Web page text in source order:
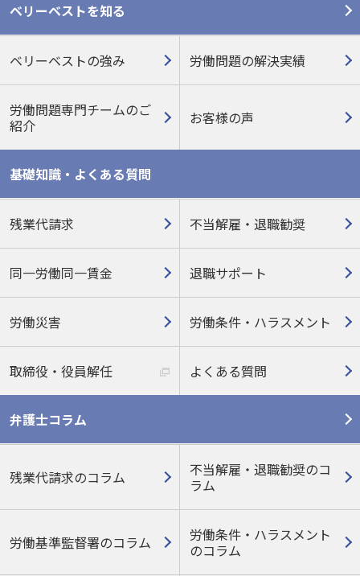
ベリーベストを知る
ベリーベストの強み 労働問題の解決実績
労働問題専門チームのご
紹介
お客様の声
基礎知識・よくある質問
残業代請求 不当解雇・退職勧奨
同一労働同一賃金 退職サポート
労働災害 労働条件・ハラスメント
取締役・役員解任 よくある質問
弁護士コラム
残業代請求のコラム
不当解雇・退職勧奨のコ
ラム
労働基準監督署のコラム
労働条件・ハラスメント
のコラム